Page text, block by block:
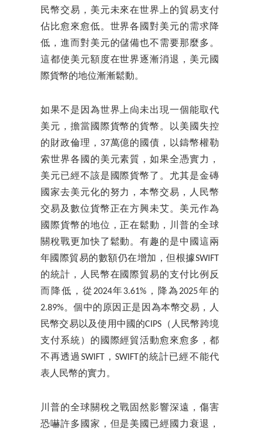
民幣交易，美元未來在世界上的貿易支付
佔比愈來愈低。世界各國對美元的需求降
低，進而對美元的儲備也不需要那麼多。
這都使美元額度在世界逐漸消退，美元國
際貨幣的地位漸漸鬆動。
如果不是因為世界上尙未出現一個能取代
美元，擔當國際貨幣的貨幣。以美國失控
的財政倫理，37萬億的國債，以鑄幣權勒
索世界各國的美元素質，如果全憑實力，
美元已經不該是國際貨幣了。尤其是金磚
國家去美元化的努力，本幣交易，人民幣
交易及數位貨幣正在方興未艾。美元作為
國際貨幣的地位，正在鬆動，川普的全球
關稅戰更加快了鬆動。有趣的是中國這兩
年國際貿易的數額仍在增加，但根據SWIFT
的統計，人民幣在國際貿易的支付比例反
而降低，從2024年3.61%，降為2025年的
2.89%。個中的原因正是因為本幣交易，人
民幣交易以及使用中國的CIPS（人民幣跨境
支付系統）的國際經貿活動愈來愈多，都
不再透過SWIFT，SWIFT的統計已經不能代
表人民幣的實力。
川普的全球關稅之戰固然影響深遠，傷害
恐嚇許多國家，但是美國已經國力衰退，